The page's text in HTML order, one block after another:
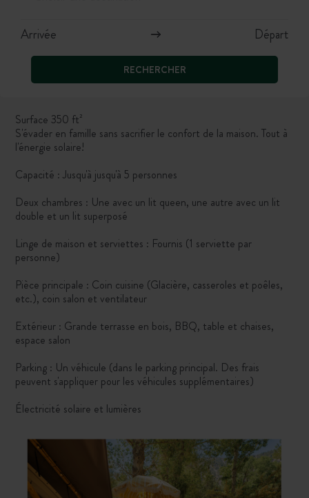
RECHERCHER
Surface 350 ft²
S'évader en famille sans sacrifier le confort de la maison. Tout à
l'énergie solaire!
Capacité : Jusqu'à jusqu'à 5 personnes
Deux chambres : Une avec un lit queen, une autre avec un lit
double et un lit superposé
Linge de maison et serviettes : Fournis (1 serviette par
personne)
Pièce principale : Coin cuisine (Glacière, casseroles et poêles,
etc.), coin salon et ventilateur
Extérieur : Grande terrasse en bois, BBQ, table et chaises,
espace salon
Parking : Un véhicule (dans le parking principal. Des frais
peuvent s'appliquer pour les véhicules supplémentaires)
Électricité solaire et lumières